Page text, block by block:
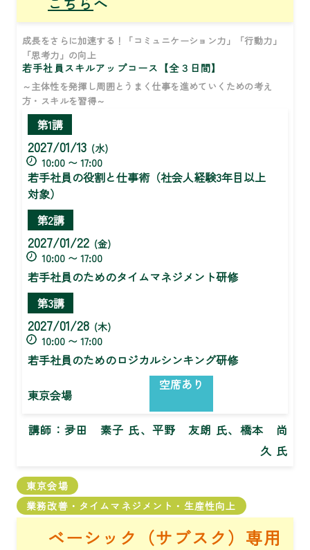
成長をさらに加速する！「コミュニケーション力」「行動力」
「思考力」の向上
若手社員スキルアップコース【全３日間】
～主体性を発揮し周囲とうまく仕事を進めていくための考え
方・スキルを習得～
第1講
2027/01/13 (水)
10:00 〜 17:00
若手社員の役割と仕事術（社会人経験3年目以上
対象）
第2講
2027/01/22 (金)
10:00 〜 17:00
若手社員のためのタイムマネジメント研修
第3講
2027/01/28 (木)
10:00 〜 17:00
若手社員のためのロジカルシンキング研修
東京会場
空席あり
講師：夛田 素子 氏、平野 友朗 氏、橋本 尚
久 氏
東京会場
業務改善・タイムマネジメント・生産性向上
ベーシック（サブスク）専用